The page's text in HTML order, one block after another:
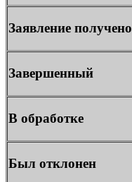
Заявление получено
Завершенный
В обработке
Был отклонен